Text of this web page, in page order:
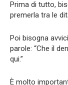
Prima di tutto,
premerla tra le
Poi bisogna
parole: “Che il
qui.”
È molto